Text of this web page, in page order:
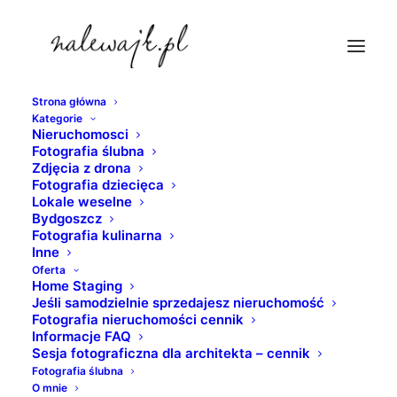
Strona główna
Kategorie
Nieruchomosci
Fotografia ślubna
Zdjęcia z drona
Fotografia dziecięca
Lokale weselne
Bydgoszcz
Fotografia kulinarna
Inne
Oferta
Home Staging
Jeśli samodzielnie sprzedajesz nieruchomość
Fotografia nieruchomości cennik
Informacje FAQ
Sesja fotograficzna dla architekta – cennik
Fotografia ślubna
O mnie
sesje-nieruchomosci-gdynia
Strona Główna
Fotografia nieruchomości | Zdjęcia wnętrz | Sesje
fotograficzne mieszkań i domów | Fotograf